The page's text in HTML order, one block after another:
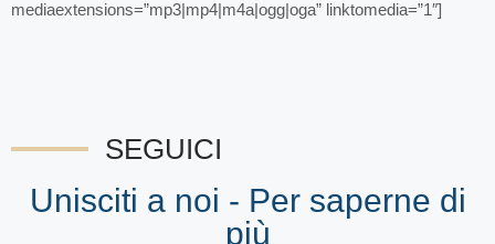
mediaextensions=”mp3|mp4|m4a|ogg|oga” linktomedia=”1″]
SEGUICI
Unisciti a noi - Per saperne di
più